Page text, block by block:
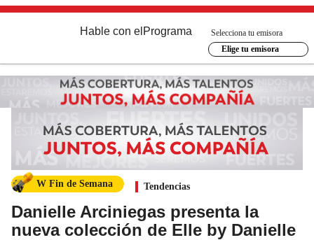
Hable con el Programa
Selecciona tu emisora
Elige tu emisora
W Fin de Semana Tendencias
Danielle Arciniegas presenta la
nueva colección de Elle by Danielle